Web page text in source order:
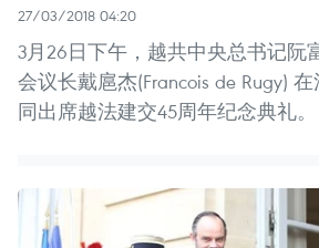
27/03/2018 04:20
3月26日下午，越共中央总书记阮
会议长戴扈杰(Francois de Rugy)
同出席越法建交45周年纪念典礼。